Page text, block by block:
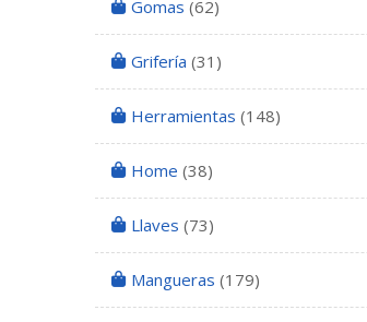
Gomas (62)
Grifería (31)
Herramientas (148)
Home (38)
Llaves (73)
Mangueras (179)